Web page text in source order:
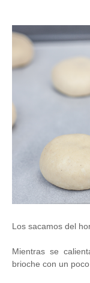
Los sacamos del
Mientras se
brioche con un